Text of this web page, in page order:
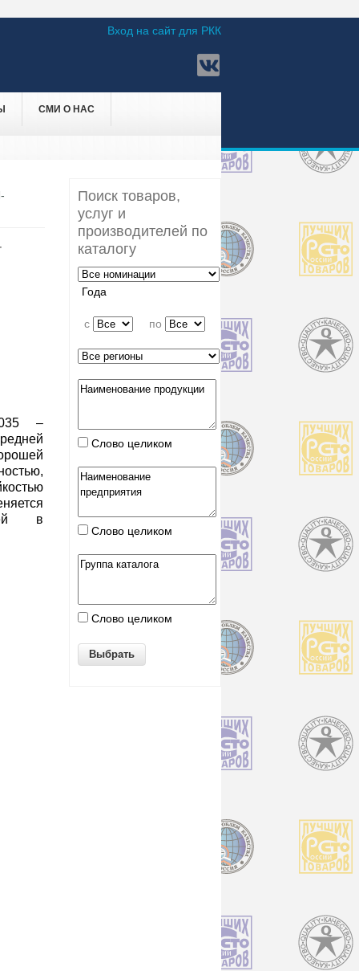
Вход на сайт для РКК
СМИ О НАС
–
в
Поиск товаров,
услуг и
производителей по
каталогу
Года
c по
Слово целиком
Слово целиком
Слово целиком